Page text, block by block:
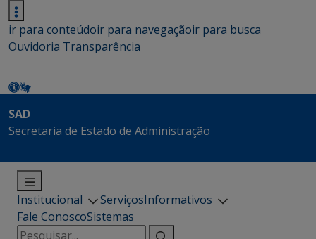
ir para conteúdoir para navegaçãoir para busca
Ouvidoria Transparência
SAD
Secretaria de Estado de Administração
Institucional ServiçosInformativos
Fale ConoscoSistemas
Pesquisar